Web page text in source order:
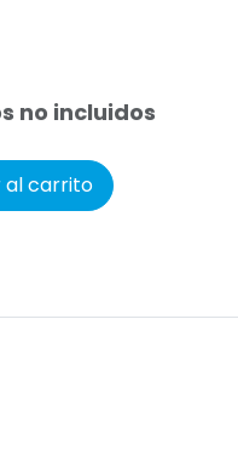
no incluidos
al carrito